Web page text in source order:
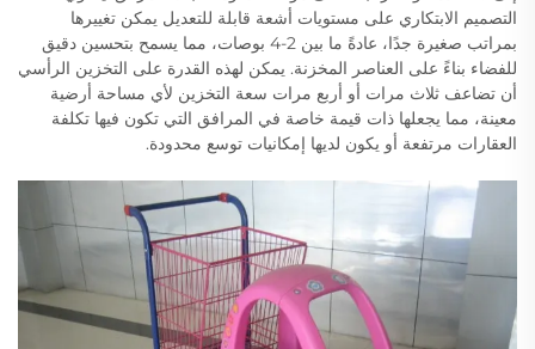
التصميم الابتكاري على مستويات أشعة قابلة للتعديل يمكن تغييرها
بمراتب صغيرة جدًا، عادةً ما بين 2-4 بوصات، مما يسمح بتحسين دقيق
للفضاء بناءً على العناصر المخزنة. يمكن لهذه القدرة على التخزين الرأسي
أن تضاعف ثلاث مرات أو أربع مرات سعة التخزين لأي مساحة أرضية
معينة، مما يجعلها ذات قيمة خاصة في المرافق التي تكون فيها تكلفة
العقارات مرتفعة أو يكون لديها إمكانيات توسع محدودة.